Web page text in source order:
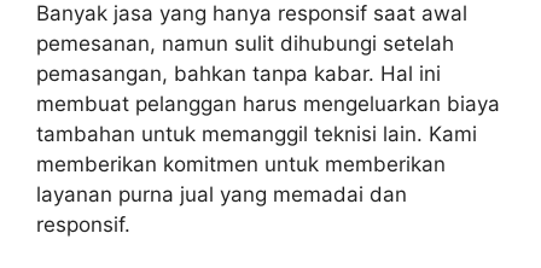
Banyak jasa yang hanya responsif saat awal
pemesanan, namun sulit dihubungi setelah
pemasangan, bahkan tanpa kabar. Hal ini
membuat pelanggan harus mengeluarkan biaya
tambahan untuk memanggil teknisi lain. Kami
memberikan komitmen untuk memberikan
layanan purna jual yang memadai dan
responsif.